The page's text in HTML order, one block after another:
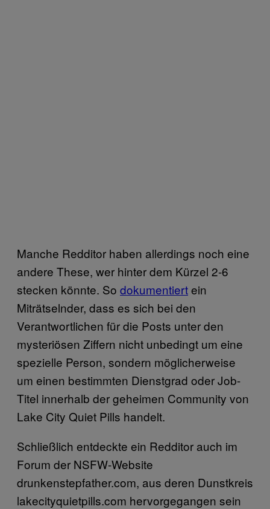
Manche Redditor haben allerdings noch eine
andere These, wer hinter dem Kürzel 2-6
stecken könnte. So dokumentiertein
Miträtselnder, dass es sich bei den
Verantwortlichen für die Posts unter den
mysteriösen Ziffern nicht unbedingt um eine
spezielle Person, sondern möglicherweise
um einen bestimmten Dienstgrad oder Job-
Titel innerhalb der geheimen Community von
Lake City Quiet Pills handelt.
Schließlich entdeckte ein Redditor auch im
Forum der NSFW-Website
drunkenstepfather.com, aus deren Dunstkreis
lakecityquietpills.com hervorgegangen sein